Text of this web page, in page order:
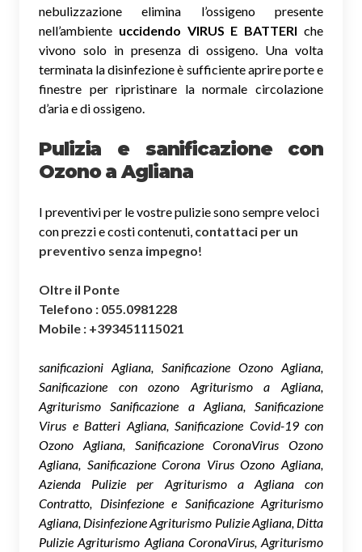
nebulizzazione elimina l’ossigeno presente
nell’ambiente uccidendo VIRUS E BATTERI che
vivono solo in presenza di ossigeno. Una volta
terminata la disinfezione è sufficiente aprire porte e
finestre per ripristinare la normale circolazione
d’aria e di ossigeno.
Pulizia e sanificazione con
Ozono a Agliana
I preventivi per le vostre pulizie sono sempre veloci
con prezzi e costi contenuti, contattaci per un
preventivo senza impegno!
Oltre il Ponte
Telefono : 055.0981228
Mobile : +393451115021
sanificazioni Agliana, Sanificazione Ozono Agliana,
Sanificazione con ozono Agriturismo a Agliana,
Agriturismo Sanificazione a Agliana, Sanificazione
Virus e Batteri Agliana, Sanificazione Covid-19 con
Ozono Agliana, Sanificazione CoronaVirus Ozono
Agliana, Sanificazione Corona Virus Ozono Agliana,
Azienda Pulizie per Agriturismo a Agliana con
Contratto, Disinfezione e Sanificazione Agriturismo
Agliana, Disinfezione Agriturismo Pulizie Agliana, Ditta
Pulizie Agriturismo Agliana CoronaVirus, Agriturismo